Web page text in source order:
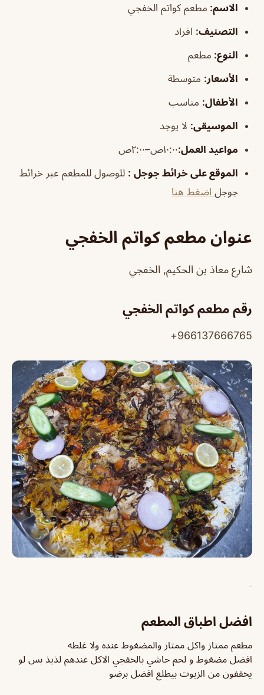
الاسم: مطعم كواتم الخفجي
التصنيف: افراد
النوع: مطعم
الأسعار: متوسطة
الأطفال: مناسب
الموسيقى: لا يوجد
مواعيد العمل:١٠:٠٠ص–٢:٠٠ص
الموقع على خرائط جوجل : للوصول للمطعم عبر خرائط
جوجل اضغط هنا
عنوان مطعم كواتم الخفجي
شارع معاذ بن الحكيم, الخفجي
رقم مطعم كواتم الخفجي
966137666765+
افضل اطباق المطعم
مطعم ممتاز واكل ممتاز والمضغوط عنده ولا غلطه
افضل مضغوط و لحم حاشي بالخفجي الاكل عندهم لذيذ بس لو
يخففون من الزيوت بيطلع افضل برضو